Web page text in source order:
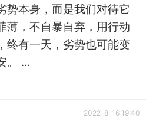
势本身，而是我们对待它
薄，不自暴自弃，用行动
终有一天，劣势也可能变
。 ...
2022-8-16 19:40